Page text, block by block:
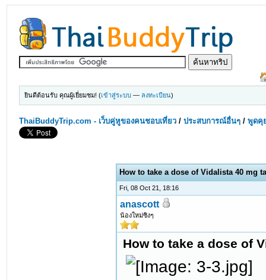
ยินดีต้อนรับ คุณผู้เยี่ยมชม! (เข้าสู่ระบบ — ลงทะเบียน)
ThaiBuddyTrip.com - เว็บคู่หูของคนชอบเที่ยว /ประสบการณ์อื่นๆ /พูดคุ
How to take a dose of Vidalista 40 mg
Fri, 08 Oct 21, 18:16
anascott
น้องใหม่ซิงๆ
How to take a dose of